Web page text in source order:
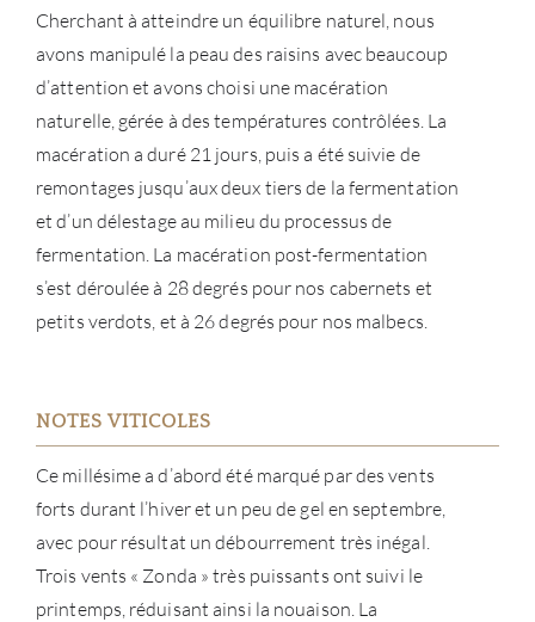
Cherchant à atteindre un équilibre naturel, nous
avons manipulé la peau des raisins avec beaucoup
d’attention et avons choisi une macération
naturelle, gérée à des températures contrôlées. La
macération a duré 21 jours, puis a été suivie de
remontages jusqu’aux deux tiers de la fermentation
et d’un délestage au milieu du processus de
fermentation. La macération post-fermentation
s’est déroulée à 28 degrés pour nos cabernets et
petits verdots, et à 26 degrés pour nos malbecs.
NOTES VITICOLES
Ce millésime a d’abord été marqué par des vents
forts durant l’hiver et un peu de gel en septembre,
avec pour résultat un débourrement très inégal.
Trois vents « Zonda » très puissants ont suivi le
printemps, réduisant ainsi la nouaison. La